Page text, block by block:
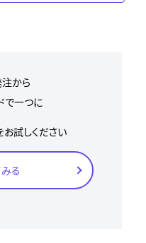
から
で一つに
試しください
る